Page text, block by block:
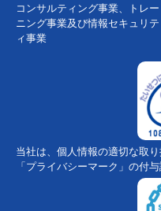
コンサルティング事業、トレー
ニング事業及び情報セキュリテ
ィ事業
当社は、個人情報の適切な取
「プライバシーマーク」の付